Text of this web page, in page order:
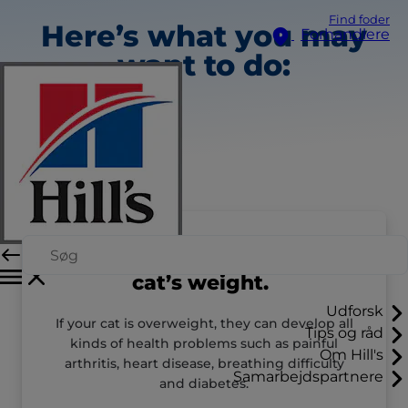
Find foder
Forhandlere
Udforsk
Tips og råd
Om Hill's
Samarbejdspartnere
Here’s what you may
want to do:
Talk to your vet about your
cat’s weight.
If your cat is overweight, they can develop all
kinds of health problems such as painful
arthritis, heart disease, breathing difficulty
and diabetes.